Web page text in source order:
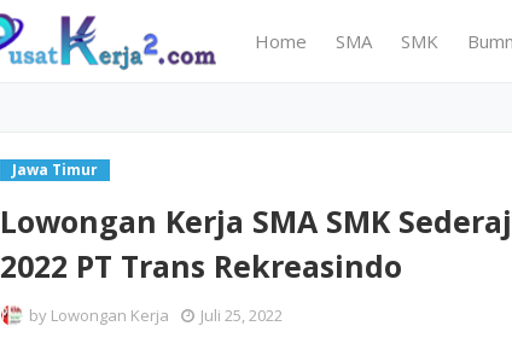
Home SMA SMK Bumn
Jawa Timur
Lowongan Kerja SMA SMK
2022 PT Trans Rekreasindo
by Lowongan Kerja Juli 25, 2022